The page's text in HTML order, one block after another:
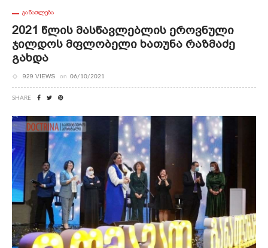
ᲒᲐᲜᲐᲗᲚᲔᲑᲐ
2021 Წლის Მასწავლებლის Ეროვნული
Ჯილდოს Მფლობელი Ხათუნა Რაზმაძე
Გახდა
929 VIEWS on 06/10/2021
SHARE